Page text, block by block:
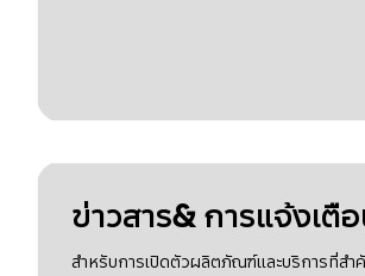
ข่าวสาร& การแจ้งเตื
สำหรับการเปิดตัวผลิตภัณฑ์และบริการที่ส